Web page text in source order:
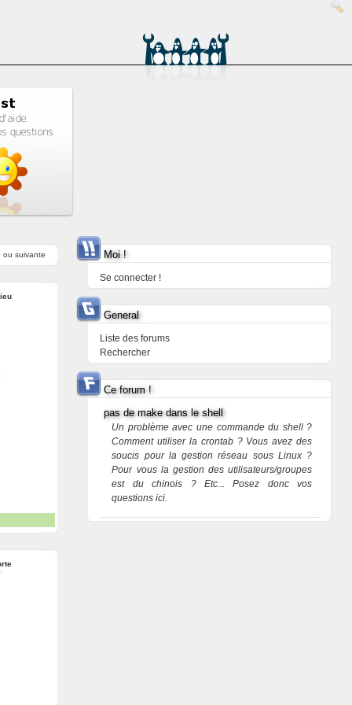
ou suivante Moi !
Se connecter !
General
Liste des forums
Rechercher
Ce forum !
pas de make dans le shell
Un problème avec une commande du shell ?
Comment utiliser la crontab ? Vous avez des
soucis pour la gestion réseau sous Linux ?
Pour vous la gestion des utilisateurs/groupes
est du chinois ? Etc... Posez donc vos
questions ici.